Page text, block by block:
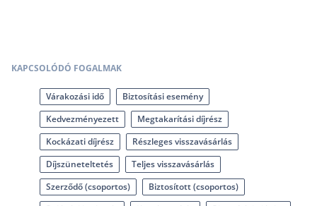
Nyugdíjbiztosítás adókedvezmény és adójóváírás
KATA Nyugdíj: így használd ki az
Nyugdíjbiztosítás kalkulátor
Nyugdíjbiztosítás hozamok
Nyugdíjbiztosítás költségek
Életbiztosítások
KAPCSOLÓDÓ FOGALMAK
Várakozási idő
Biztosítási esemény
Kedvezményezett
Megtakarítási díjrész
Kockázati díjrész
Részleges visszavásárlás
Díjszüneteltetés
Teljes visszavásárlás
Szerződő (csoportos)
Biztosított (csoportos)